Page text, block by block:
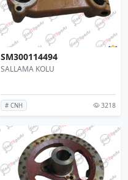
SM300114494
SALLAMA KOLU
# CNH 3218